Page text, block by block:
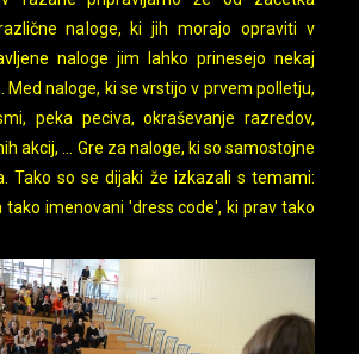
naloge, ki jih morajo opraviti v
naloge jim lahko prinesejo nekaj
naloge, ki se vrstijo v prvem polletju,
peka peciva, okraševanje razredov,
akcij, ... Gre za naloge, ki so samostojne
Tako so se dijaki že izkazali s temami:
imenovani 'dress code', ki prav tako